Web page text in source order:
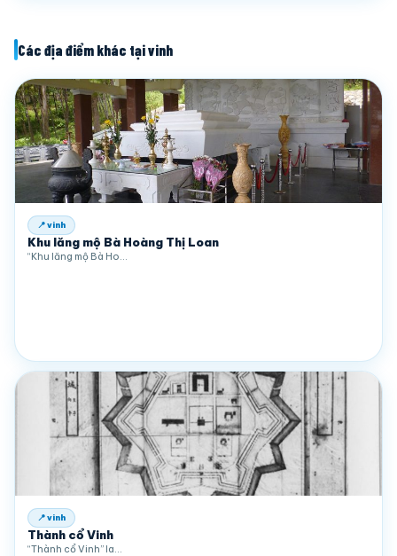
Các địa điểm khác tại vinh
📍 vinh
Khu lăng mộ Bà Hoàng Thị Loan
“Khu lăng mộ Bà Ho…
📍 vinh
Thành cổ Vinh
“Thành cổ Vinh” la…